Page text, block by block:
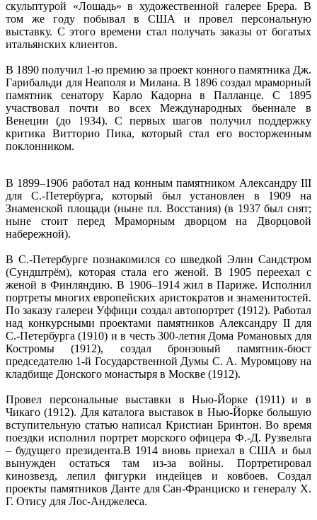
скульптурой «Лошадь» в художественной галерее Брера. В
том же году побывал в США и провел персональную
выставку. С этого времени стал получать заказы от богатых
итальянских клиентов.
В 1890 получил 1-ю премию за проект конного памятника Дж.
Гарибальди для Неаполя и Милана. В 1896 создал мраморный
памятник сенатору Карло Кадорна в Палланце. С 1895
участвовал почти во всех Международных бьеннале в
Венеции (до 1934). С первых шагов получил поддержку
критика Витторио Пика, который стал его восторженным
поклонником.
В 1899–1906 работал над конным памятником Александру III
для С.-Петербурга, который был установлен в 1909 на
Знаменской площади (ныне пл. Восстания) (в 1937 был снят;
ныне стоит перед Мраморным дворцом на Дворцовой
набережной).
В С.-Петербурге познакомился со шведкой Элин Сандстром
(Сундштрём), которая стала его женой. В 1905 переехал с
женой в Финляндию. В 1906–1914 жил в Париже. Исполнил
портреты многих европейских аристократов и знаменитостей.
По заказу галереи Уффици создал автопортрет (1912). Работал
над конкурсными проектами памятников Александру II для
С.-Петербурга (1910) и в честь 300-летия Дома Романовых для
Костромы (1912), создал бронзовый памятник-бюст
председателю 1-й Государственной Думы С. А. Муромцову на
кладбище Донского монастыря в Москве (1912).
Провел персональные выставки в Нью-Йорке (1911) и в
Чикаго (1912). Для каталога выставок в Нью-Йорке большую
вступительную статью написал Кристиан Бринтон. Во время
поездки исполнил портрет морского офицера Ф.-Д. Рузвельта
– будущего президента.В 1914 вновь приехал в США и был
вынужден остаться там из-за войны. Портретировал
кинозвезд, лепил фигурки индейцев и ковбоев. Создал
проекты памятников Данте для Сан-Франциско и генералу Х.
Г. Отису для Лос-Анджелеса.